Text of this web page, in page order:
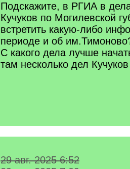
Подскажите, в РГИА в
Кучуков по Могилевской
встретить какую-либо
периоде и об
С какого дела лучше
там несколько дел
29 авг. 2025 6:52